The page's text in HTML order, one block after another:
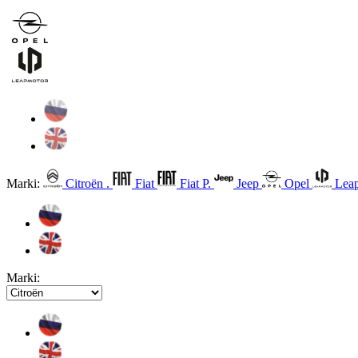
Marki: Citroën . Fiat Fiat P. Jeep Opel
Marki: